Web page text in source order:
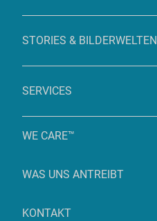
STORIES & BILDERWELTEN
SERVICES
WE CARE™
WAS UNS ANTREIBT
KONTAKT